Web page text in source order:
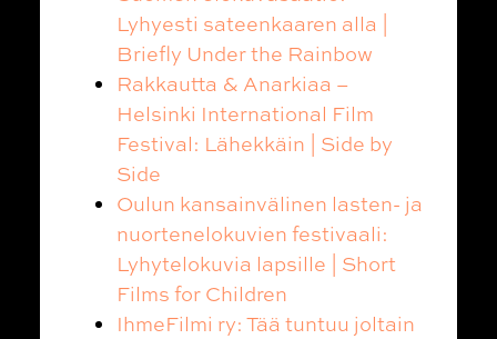
Lyhyesti sateenkaaren alla |
Briefly Under the Rainbow
Rakkautta & Anarkiaa –
Helsinki International Film
Festival: Lähekkäin | Side by
Side
Oulun kansainvälinen lasten- ja
nuortenelokuvien festivaali:
Lyhytelokuvia lapsille | Short
Films for Children
IhmeFilmi ry: Tää tuntuu joltain